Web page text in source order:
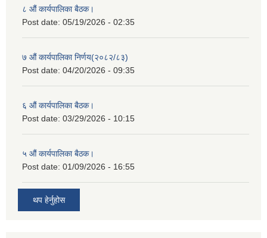
८ औं कार्यपालिका बैठक।
Post date: 05/19/2026 - 02:35
७ औं कार्यपालिका निर्णय(२०८२/८३)
Post date: 04/20/2026 - 09:35
६ औं कार्यपालिका बैठक।
Post date: 03/29/2026 - 10:15
५ औं कार्यपालिका बैठक।
Post date: 01/09/2026 - 16:55
थप हेर्नुहोस